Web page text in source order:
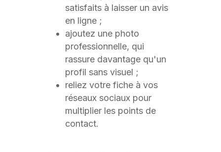
satisfaits à laisser un avis
en ligne ;
ajoutez une photo
professionnelle, qui
rassure davantage qu'un
profil sans visuel ;
reliez votre fiche à vos
réseaux sociaux pour
multiplier les points de
contact.